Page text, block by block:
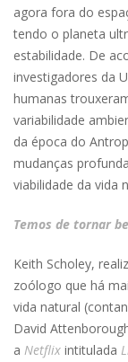
agora fora do
tendo o planeta
estabilidade. De
investigadores da
humanas
variabilidade
da época do
mudanças
viabilidade da vida
Temos de tornar
Keith Scholey,
zoólogo que há
vida natural
David
a Netflix intitulada